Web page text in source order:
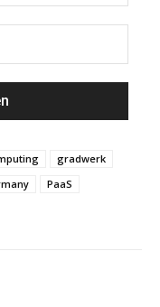
gradwerk
PaaS